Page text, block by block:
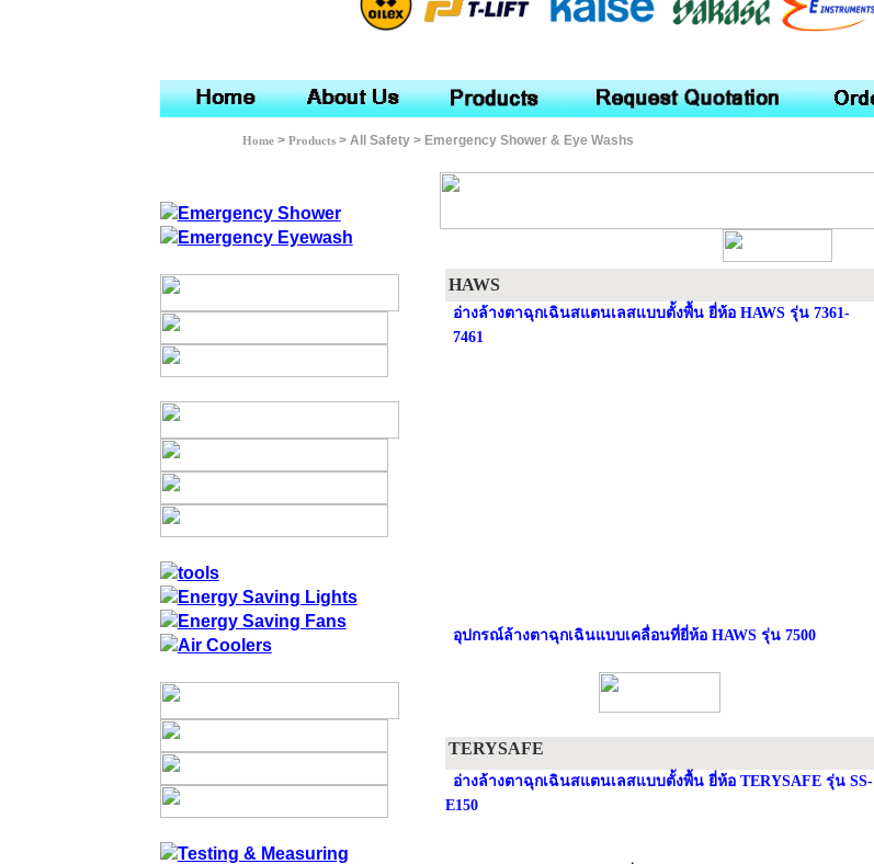
Home> Products> All Safety> Emergency Shower & Eye Washs
HAWS
อ่างล้างตาฉุกเฉินสแตนเลสแบบตั้งพื้น ยี่ห้อ HAWS รุ่น 7361-
7461
อุปกรณ์ล้างตาฉุกเฉินแบบเคลื่อนที่ยี่ห้อ HAWS รุ่น 7500
TERYSAFE
อ่างล้างตาฉุกเฉินสแตนเลสแบบตั้งพื้น ยี่ห้อ TERYSAFE รุ่น SS-
E150